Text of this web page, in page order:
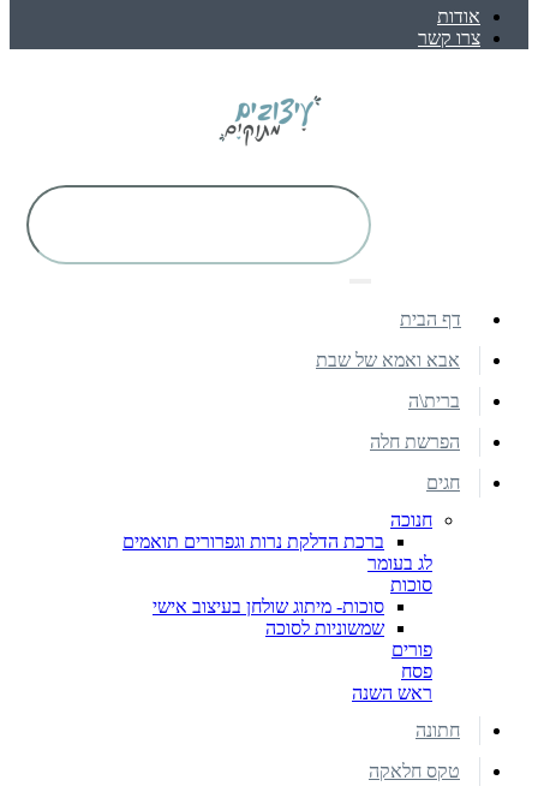
אודות
צרו קשר
דף הבית
אבא ואמא של שבת
ברית\ה
הפרשת חלה
חגים
חנוכה
ברכת הדלקת נרות וגפרורים תואמים
לג בעומר
סוכות
סוכות- מיתוג שולחן בעיצוב אישי
שמשוניות לסוכה
פורים
פסח
ראש השנה
חתונה
טקס חלאקה